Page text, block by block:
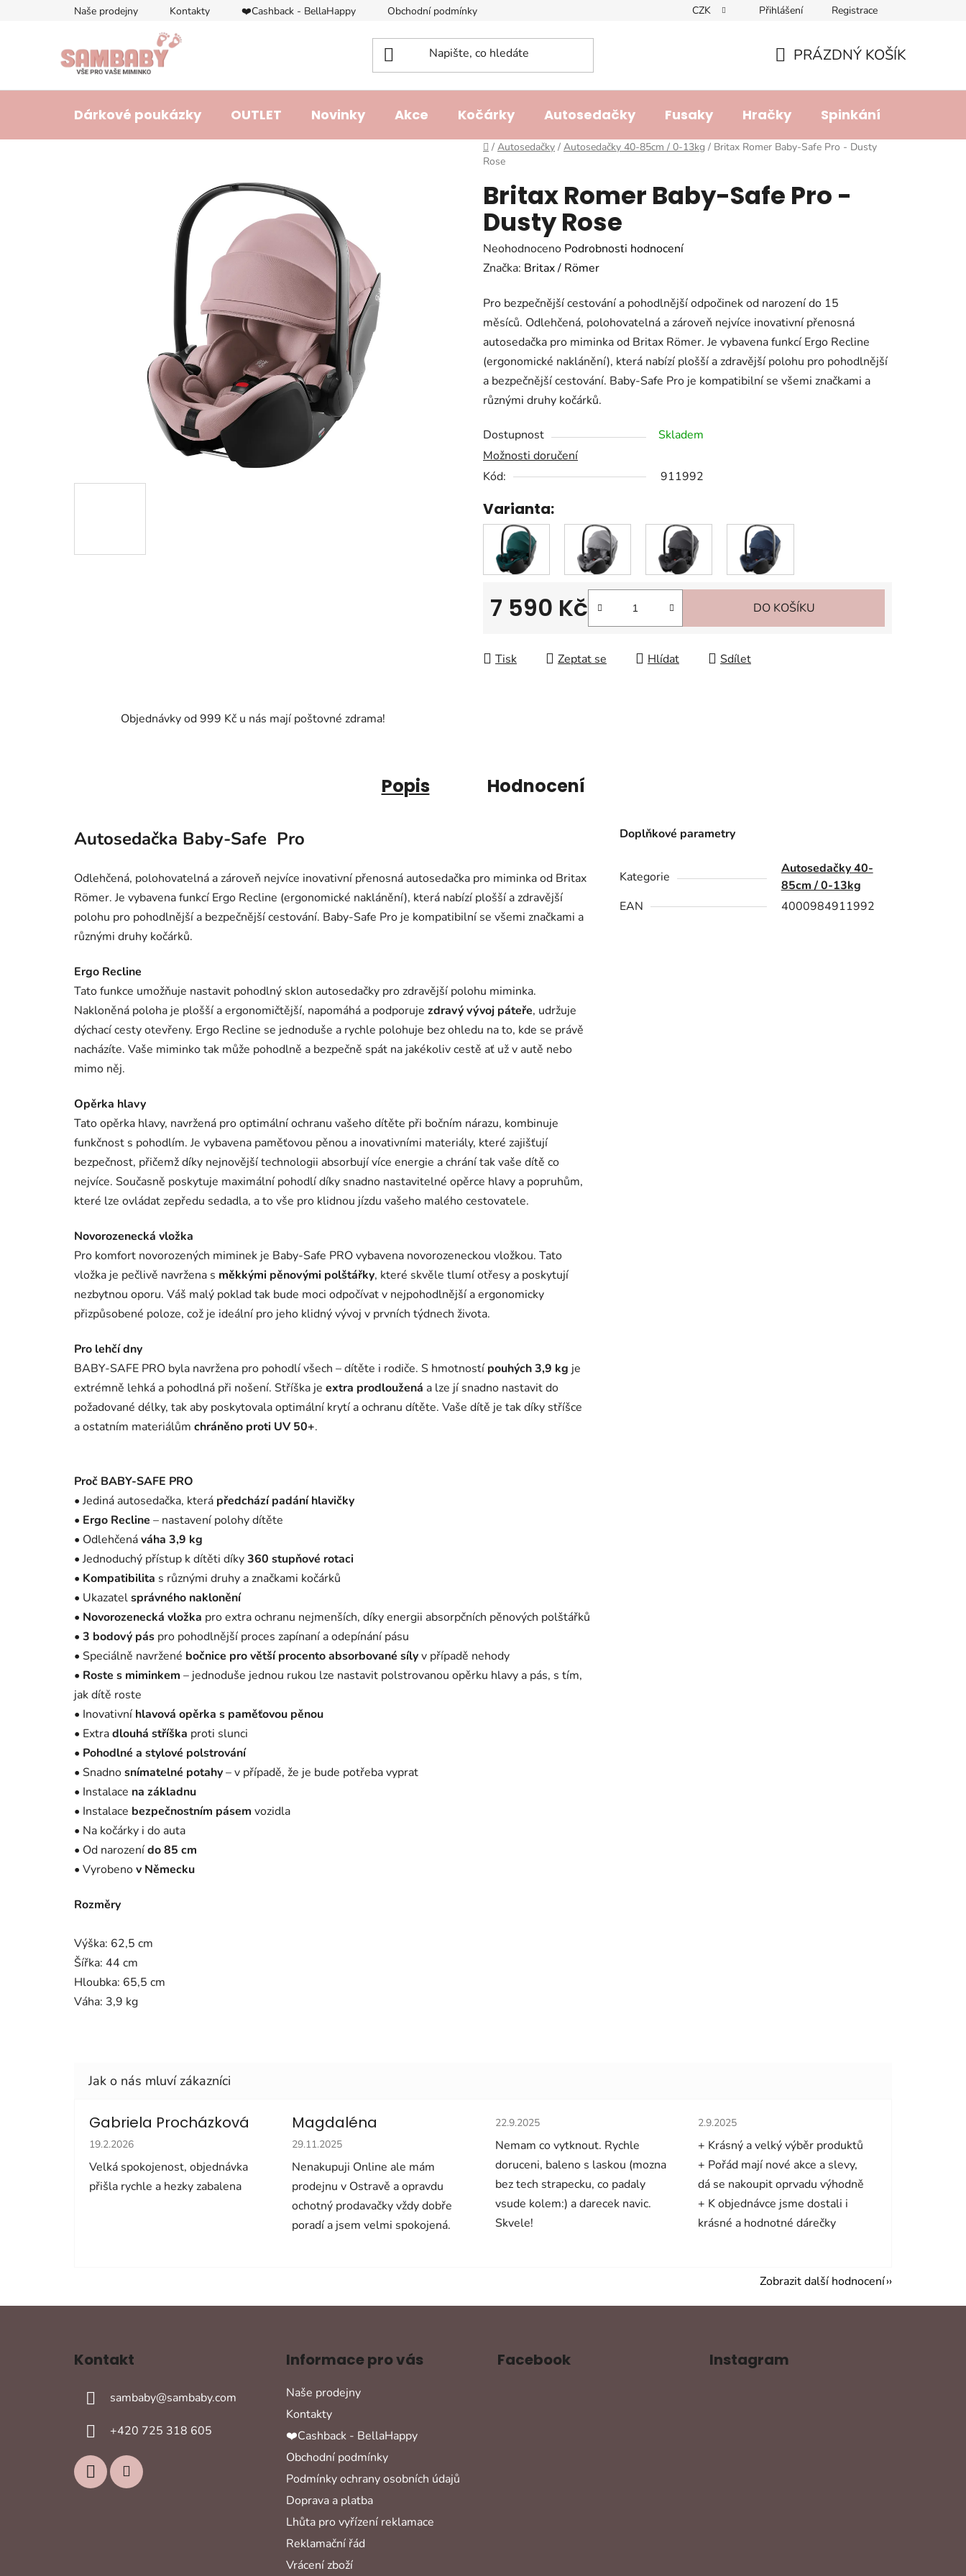
Naše prodejny Kontakty ❤️Cashback - BellaHappy Obchodní podmínky Doprava a platba Lhůta pro vyřízení reklamace
CZK Přihlášení Registrace
KOŠÍK
PRÁZDNÝ KOŠÍK
Dárkové poukázky OUTLET Novinky Akce Kočárky Autosedačky Fusaky Hračky Spinkání
Domů
/ Autosedačky / Autosedačky 40-85cm / 0-13kg / Britax Romer Baby-Safe Pro - Dusty
Rose
Britax Romer Baby-Safe Pro -
Dusty Rose
Průměrné
hodnocení
je
0,0
z
5
hvězdiček.
Neohodnoceno Podrobnosti hodnocení
Značka: Britax / Römer
Pro bezpečnější cestování a pohodlnější odpočinek od narození do 15
měsíců. Odlehčená, polohovatelná a zároveň nejvíce inovativní přenosná
autosedačka pro miminka od Britax Römer. Je vybavena funkcí Ergo Recline
(ergonomické naklánění), která nabízí plošší a zdravější polohu pro pohodlnější
a bezpečnější cestování. Baby-Safe Pro je kompatibilní se všemi značkami a
různými druhy kočárků.
Dostupnost
Skladem
Možnosti doručení
Kód:
911992
Varianta:
7 590 Kč DO KOŠÍKU
Tisk Zeptat se Hlídat Sdílet
Objednávky od 999 Kč u nás mají poštovné zdrama!
Popis Hodnocení
Autosedačka Baby-Safe Pro
Odlehčená, polohovatelná a zároveň nejvíce inovativní přenosná autosedačka pro miminka od Britax
Römer. Je vybavena funkcí Ergo Recline (ergonomické naklánění), která nabízí plošší a zdravější
polohu pro pohodlnější a bezpečnější cestování. Baby-Safe Pro je kompatibilní se všemi značkami a
různými druhy kočárků.
Ergo Recline
Tato funkce umožňuje nastavit pohodlný sklon autosedačky pro zdravější polohu miminka.
Nakloněná poloha je plošší a ergonomičtější, napomáhá a podporuje zdravý vývoj páteře, udržuje
dýchací cesty otevřeny. Ergo Recline se jednoduše a rychle polohuje bez ohledu na to, kde se právě
nacházíte. Vaše miminko tak může pohodlně a bezpečně spát na jakékoliv cestě ať už v autě nebo
mimo něj.
Opěrka hlavy
Tato opěrka hlavy, navržená pro optimální ochranu vašeho dítěte při bočním nárazu, kombinuje
funkčnost s pohodlím. Je vybavena paměťovou pěnou a inovativními materiály, které zajišťují
bezpečnost, přičemž díky nejnovější technologii absorbují více energie a chrání tak vaše dítě co
nejvíce. Současně poskytuje maximální pohodlí díky snadno nastavitelné opěrce hlavy a popruhům,
které lze ovládat zepředu sedadla, a to vše pro klidnou jízdu vašeho malého cestovatele.
Novorozenecká vložka
Pro komfort novorozených miminek je Baby-Safe PRO vybavena novorozeneckou vložkou. Tato
vložka je pečlivě navržena s měkkými pěnovými polštářky, které skvěle tlumí otřesy a poskytují
nezbytnou oporu. Váš malý poklad tak bude moci odpočívat v nejpohodlnější a ergonomicky
přizpůsobené poloze, což je ideální pro jeho klidný vývoj v prvních týdnech života.
Pro lehčí dny
BABY-SAFE PRO byla navržena pro pohodlí všech – dítěte i rodiče. S hmotností pouhých 3,9 kg je
extrémně lehká a pohodlná při nošení. Stříška je extra prodloužená a lze jí snadno nastavit do
požadované délky, tak aby poskytovala optimální krytí a ochranu dítěte. Vaše dítě je tak díky stříšce
a ostatním materiálům chráněno proti UV 50+.
Proč BABY-SAFE PRO
• Jediná autosedačka, která předchází padání hlavičky
• Ergo Recline – nastavení polohy dítěte
• Odlehčenáváha 3,9 kg
• Jednoduchý přístup k dítěti díky360 stupňové rotaci
• Kompatibilita s různými druhy a značkami kočárků
• Ukazatelsprávného naklonění
• Novorozenecká vložka pro extra ochranu nejmenších, díky energii absorpčních pěnových polštářků
• 3 bodový pás pro pohodlnější proces zapínaní a odepínání pásu
• Speciálně navržené bočnice pro větší procento absorbované sílyv případě nehody
• Roste s miminkem – jednoduše jednou rukou lze nastavit polstrovanou opěrku hlavy a pás, s tím,
jak dítě roste
• Inovativní hlavová opěrka s paměťovou pěnou
• Extradlouhá stříška proti slunci
• Pohodlné a stylové polstrování
• Snadnosnímatelné potahy– v případě, že je bude potřeba vyprat
• Instalace na základnu
• Instalace bezpečnostním pásem vozidla
• Na kočárky i do auta
• Od narozenído 85 cm
• Vyrobenov Německu
Rozměry
Výška: 62,5 cm
Šířka: 44 cm
Hloubka: 65,5 cm
Váha: 3,9 kg
Doplňkové parametry
Kategorie
Autosedačky 40-
85cm / 0-13kg
EAN
4000984911992
Gabriela Procházková
Hodnocení obchodu je 5 z 5 hvězdiček.
19.2.2026
Velká spokojenost, objednávka
přišla rychle a hezky zabalena
Magdaléna
Hodnocení obchodu je 5 z 5 hvězdiček.
29.11.2025
Nenakupuji Online ale mám
prodejnu v Ostravě a opravdu
ochotný prodavačky vždy dobře
poradí a jsem velmi spokojená.
Hodnocení obchodu je 5 z 5 hvězdiček.
22.9.2025
Nemam co vytknout. Rychle
doruceni, baleno s laskou (mozna
bez tech strapecku, co padaly
vsude kolem:) a darecek navic.
Skvele!
Hodnocení obchodu je 5 z 5 hvězdiček.
2.9.2025
+ Krásný a velký výběr produktů
+ Pořád mají nové akce a slevy,
dá se nakoupit oprvadu výhodně
+ K objednávce jsme dostali i
krásné a hodnotné dárečky
Zobrazit další hodnocení
Kontakt
sambaby@sambaby.com
+420 725 318 605
Informace pro vás
Naše prodejny
Kontakty
❤️Cashback - BellaHappy
Obchodní podmínky
Podmínky ochrany osobních údajů
Doprava a platba
Lhůta pro vyřízení reklamace
Reklamační řád
Vrácení zboží
Facebook Instagram